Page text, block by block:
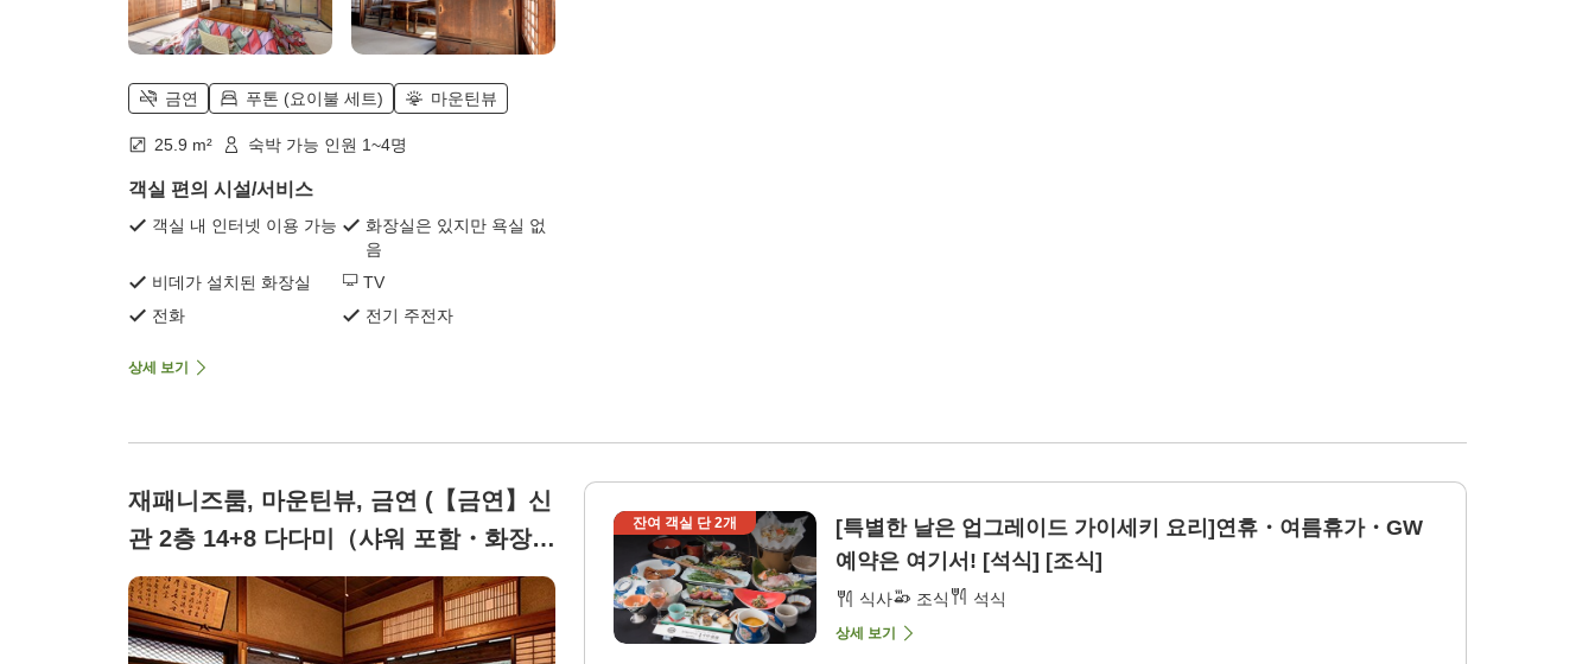
금연 푸톤 (요이불 세트) 마운틴뷰
25.9 m² 숙박 가능 인원 1~4명
객실 편의 시설/서비스
객실 내 인터넷 이용 가능
화장실은 있지만 욕실 없
음
비데가 설치된 화장실
TV
전화
전기 주전자
상세 보기
재패니즈룸, 마운틴뷰, 금연 (【금연】신
관 2층 14+8 다다미（샤워 포함・화장실
포함）)
잔여 객실 단2개
[특별한 날은 업그레이드 가이세키 요리]연휴・여름휴가・GW
예약은 여기서! [석식] [조식]
식사 조식 석식
상세 보기